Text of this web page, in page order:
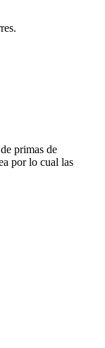
primas de
por lo cual las